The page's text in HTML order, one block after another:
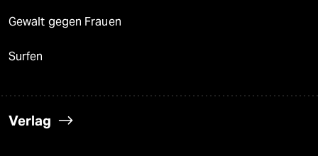
Gewalt gegen Frauen
Surfen
Verlag